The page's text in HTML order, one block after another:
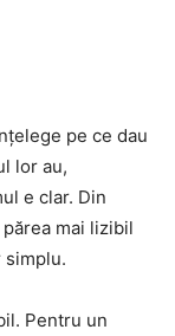
pe ce dau
lor au,
e clar. Din
mai lizibil
simplu.
Pentru un